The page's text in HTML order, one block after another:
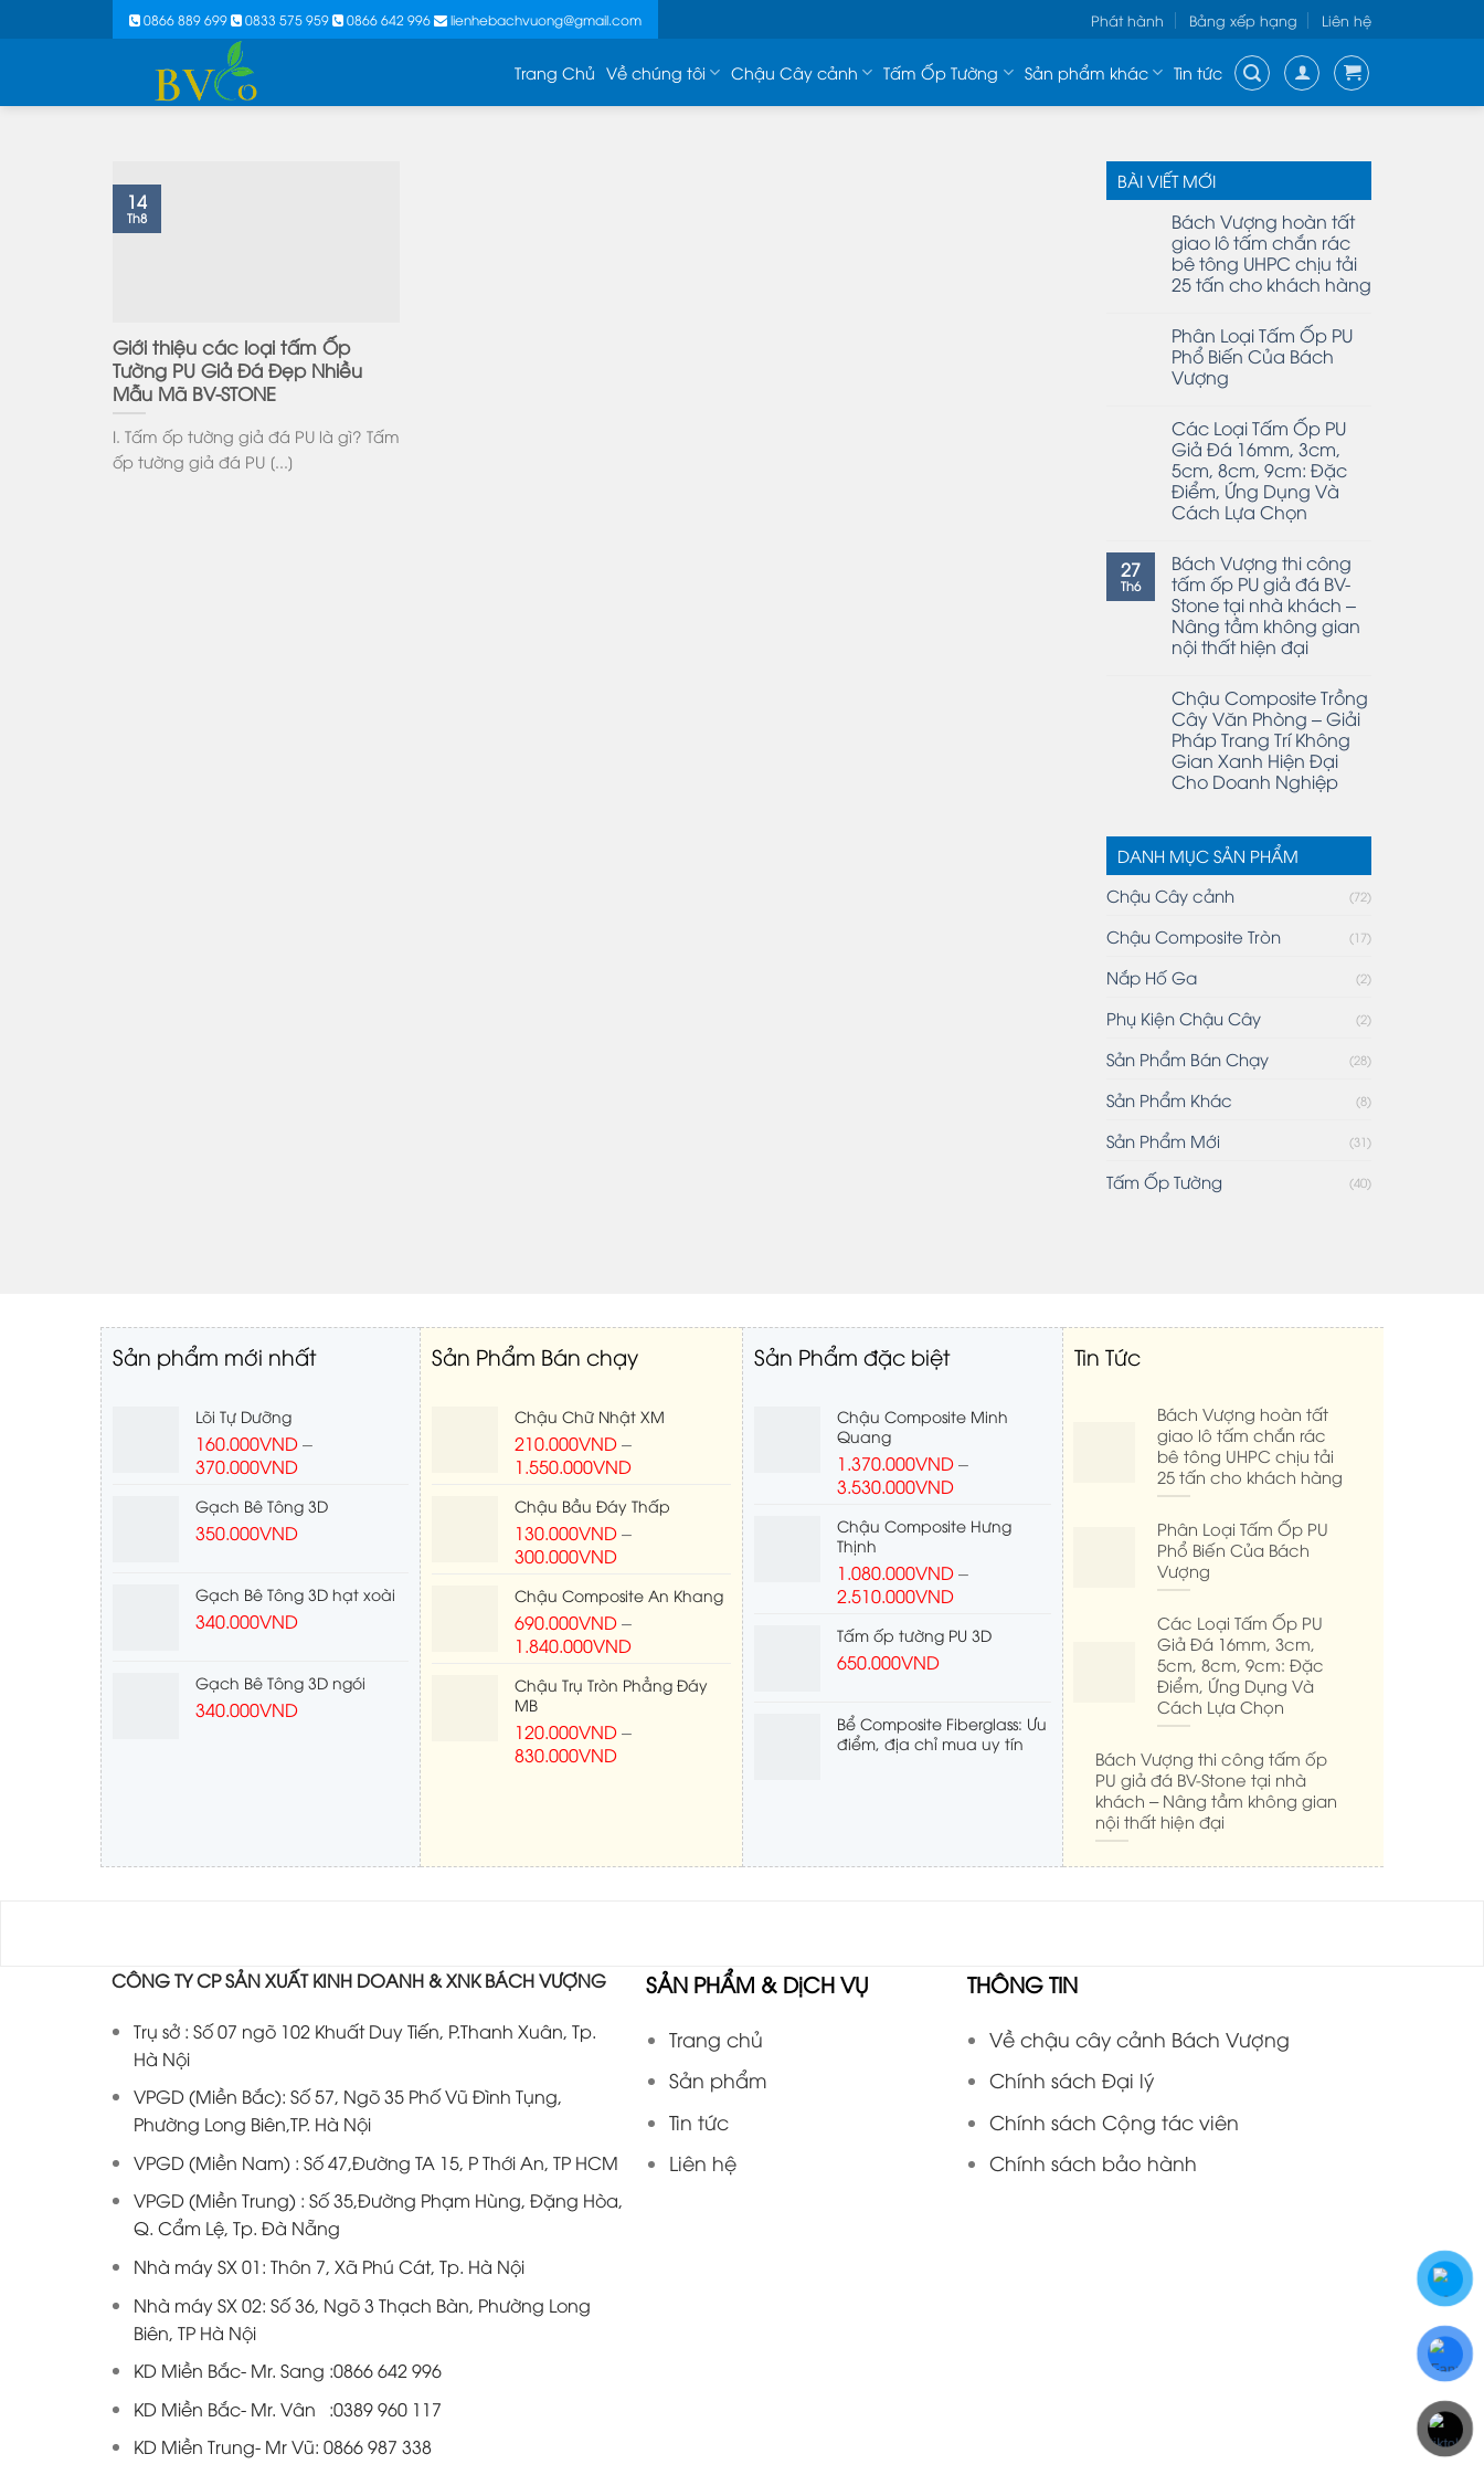
0866 889 699 0833 575 959 0866 642 996 lienhebachvuong@gmail.com Phát hành Bảng xếp hạng Liên hệ
Trang Chủ Về chúng tôi Chậu Cây cảnh Tấm Ốp Tường Sản phẩm khác Tin tức
Giới thiệu các loại tấm Ốp
Tường PU Giả Đá Đẹp Nhiều
Mẫu Mã BV-STONE
I. Tấm ốp tường giả đá PU là gì? Tấm
ốp tường giả đá PU [...]
14
Th8
BÀI VIẾT MỚI
Bách Vượng hoàn tất
giao lô tấm chắn rác
bê tông UHPC chịu tải
25 tấn cho khách hàng
Phân Loại Tấm Ốp PU
Phổ Biến Của Bách
Vượng
Các Loại Tấm Ốp PU
Giả Đá 16mm, 3cm,
5cm, 8cm, 9cm: Đặc
Điểm, Ứng Dụng Và
Cách Lựa Chọn
27
Th6
Bách Vượng thi công
tấm ốp PU giả đá BV-
Stone tại nhà khách –
Nâng tầm không gian
nội thất hiện đại
Chậu Composite Trồng
Cây Văn Phòng – Giải
Pháp Trang Trí Không
Gian Xanh Hiện Đại
Cho Doanh Nghiệp
DANH MỤC SẢN PHẨM
Chậu Cây cảnh
(72)
Chậu Composite Tròn (17)
Nắp Hố Ga (2)
Phụ Kiện Chậu Cây (2)
Sản Phẩm Bán Chạy (28)
Sản Phẩm Khác (8)
Sản Phẩm Mới (31)
Tấm Ốp Tường (40)
Sản phẩm mới nhất
Lõi Tự Dưỡng
160.000VND–
370.000VND
Gạch Bê Tông 3D
350.000VND
Gạch Bê Tông 3D hạt xoài
340.000VND
Gạch Bê Tông 3D ngói
340.000VND
Sản Phẩm Bán chạy
Chậu Chữ Nhật XM
210.000VND–
1.550.000VND
Chậu Bầu Đáy Thấp
130.000VND–
300.000VND
Chậu Composite An Khang
690.000VND–
1.840.000VND
Chậu Trụ Tròn Phẳng Đáy
MB
120.000VND–
830.000VND
Sản Phẩm đặc biệt
Chậu Composite Minh
Quang
1.370.000VND–
3.530.000VND
Chậu Composite Hưng
Thịnh
1.080.000VND–
2.510.000VND
Tấm ốp tường PU 3D
650.000VND
Bể Composite Fiberglass: Ưu
điểm, địa chỉ mua uy tín
Tin Tức
Bách Vượng hoàn tất
giao lô tấm chắn rác
bê tông UHPC chịu tải
25 tấn cho khách hàng
Phân Loại Tấm Ốp PU
Phổ Biến Của Bách
Vượng
Các Loại Tấm Ốp PU
Giả Đá 16mm, 3cm,
5cm, 8cm, 9cm: Đặc
Điểm, Ứng Dụng Và
Cách Lựa Chọn
Bách Vượng thi công tấm ốp
PU giả đá BV-Stone tại nhà
khách – Nâng tầm không gian
nội thất hiện đại
CÔNG TY CP SẢN XUẤT KINH DOANH & XNK BÁCH VƯỢNG
Trụ sở : Số 07 ngõ 102 Khuất Duy Tiến, P.Thanh Xuân, Tp.
Hà Nội
VPGD (Miền Bắc): Số 57, Ngõ 35 Phố Vũ Đình Tụng,
Phường Long Biên,TP. Hà Nội
VPGD (Miền Nam) : Số 47,Đường TA 15, P Thới An, TP HCM
VPGD (Miền Trung) : Số 35,Đường Phạm Hùng, Đặng Hòa,
Q. Cẩm Lệ, Tp. Đà Nẵng
Nhà máy SX 01: Thôn 7, Xã Phú Cát, Tp. Hà Nội
Nhà máy SX 02: Số 36, Ngõ 3 Thạch Bàn, Phường Long
Biên, TP Hà Nội
KD Miền Bắc- Mr. Sang :0866 642 996
KD Miền Bắc- Mr. Vân :0389 960 117
KD Miền Trung- Mr Vũ:0866 987 338
SẢN PHẨM & DịCH VỤ
Trang chủ
Sản phẩm
Tin tức
Liên hệ
THÔNG TIN
Về chậu cây cảnh Bách Vượng
Chính sách Đại lý
Chính sách Cộng tác viên
Chính sách bảo hành